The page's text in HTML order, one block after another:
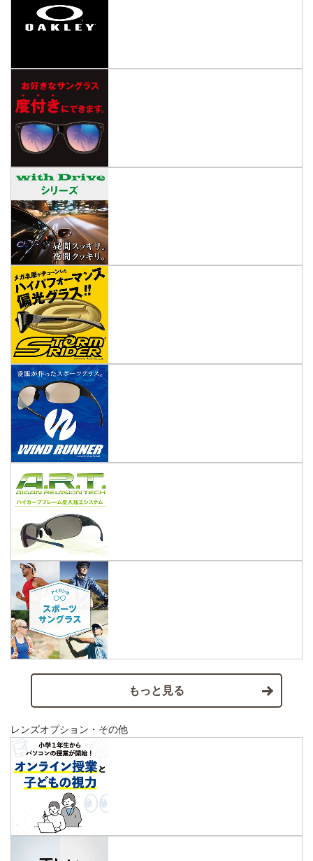
もっと見る
レンズオプション・その他